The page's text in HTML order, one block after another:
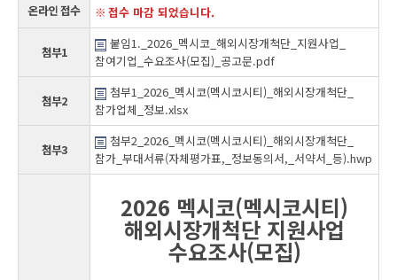
온라인 접수
접수 마감 되었습니다.
첨부1
붙임1._2026_멕시코_해외시장개척단_지원사업_
참여기업_수요조사(모집)_공고문.pdf
첨부2
첨부1_2026_멕시코(멕시코시티)_해외시장개척단_
참가업체_정보.xlsx
첨부3
첨부2_2026_멕시코(멕시코시티)_해외시장개척단_
참가_부대서류(자체평가표,_정보동의서,_서약서_등).hwp
2026 멕시코(멕시코시티)
해외시장개척단 지원사업
수요조사(모집)